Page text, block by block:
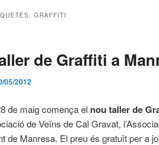
GRAFFITI
de Graffiti a
05/2012
de maig comença el nou taller de
de Veïns de Cal Gravat,
de Manresa. El preu és gratuït per a